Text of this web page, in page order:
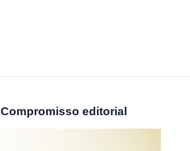
Compromisso editorial